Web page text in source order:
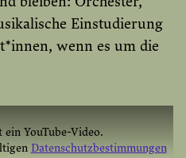
Einstudierung
wenn es um die
YouTube-Video.
Datenschutzbestimmungen